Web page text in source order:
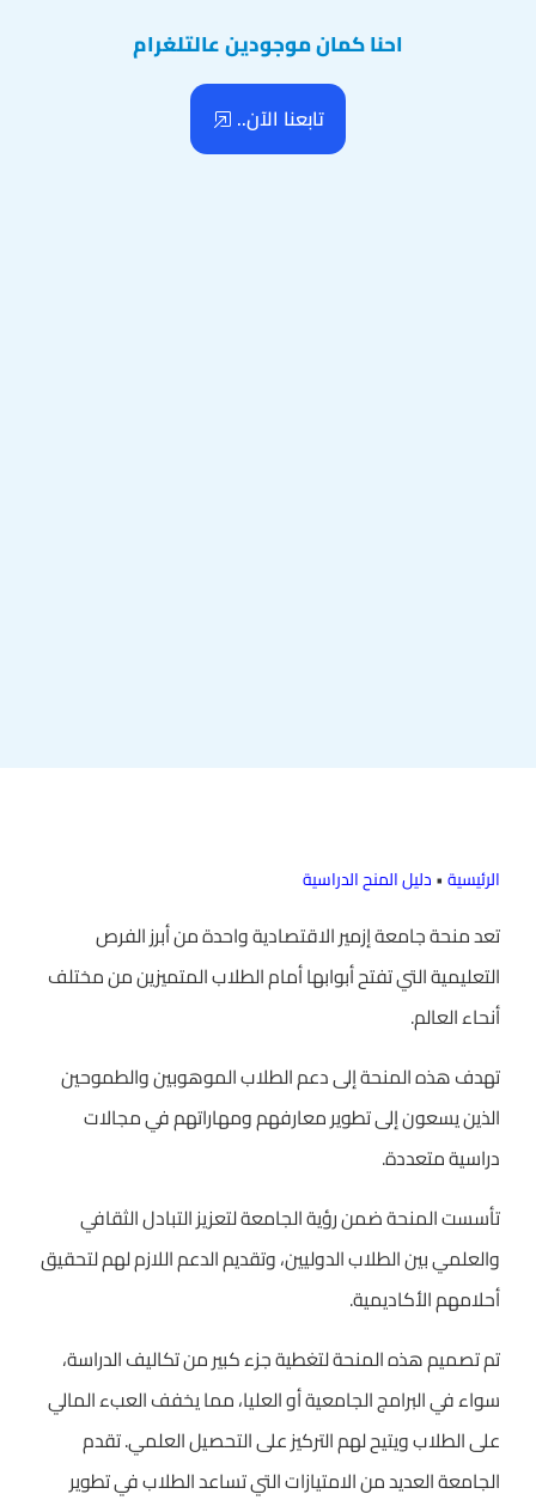
احنا كمان موجودين عالتلغرام
تابعنا الآن..
الرئيسية•دليل المنح الدراسية
تعد منحة جامعة إزمير الاقتصادية واحدة من أبرز الفرص
التعليمية التي تفتح أبوابها أمام الطلاب المتميزين من مختلف
أنحاء العالم.
تهدف هذه المنحة إلى دعم الطلاب الموهوبين والطموحين
الذين يسعون إلى تطوير معارفهم ومهاراتهم في مجالات
دراسية متعددة.
تأسست المنحة ضمن رؤية الجامعة لتعزيز التبادل الثقافي
والعلمي بين الطلاب الدوليين، وتقديم الدعم اللازم لهم لتحقيق
أحلامهم الأكاديمية.
تم تصميم هذه المنحة لتغطية جزء كبير من تكاليف الدراسة،
سواء في البرامج الجامعية أو العليا، مما يخفف العبء المالي
على الطلاب ويتيح لهم التركيز على التحصيل العلمي. تقدم
الجامعة العديد من الامتيازات التي تساعد الطلاب في تطوير